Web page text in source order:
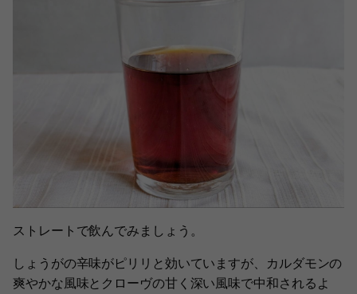
ストレートで飲んでみましょう。
しょうがの辛味がピリリと効いていますが、カルダモンの
爽やかな風味とクローヴの甘く深い風味で中和されるよ